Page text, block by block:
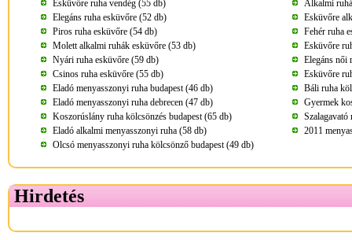
Esküvőre ruha vendég (55 db)
Alkalmi
Elegáns ruha esküvőre (52 db)
Esküvőre
Piros ruha esküvőre (54 db)
Fehér ruha
Molett alkalmi ruhák esküvőre (53 db)
Esküvőre
Nyári ruha esküvőre (59 db)
Elegáns női
Csinos ruha esküvőre (55 db)
Esküvőre
Eladó menyasszonyi ruha budapest (46 db)
Báli ruha
Eladó menyasszonyi ruha debrecen (47 db)
Gyermek
Koszorúslány ruha kölcsönzés budapest (65 db)
Szalagavató
Eladó alkalmi menyasszonyi ruha (58 db)
2011
Olcsó menyasszonyi ruha kölcsönző budapest (49 db)
Hirdetés